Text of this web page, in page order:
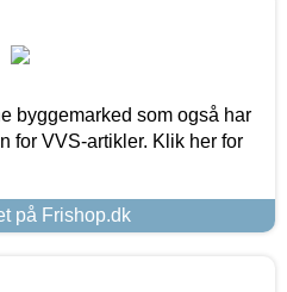
byggemarked som også har
for VVS-artikler. Klik her for
på Frishop.dk